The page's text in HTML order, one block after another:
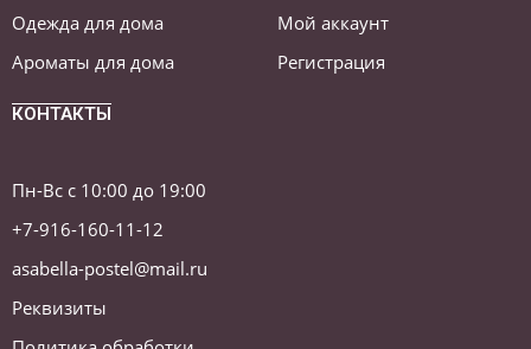
Одежда для дома
Ароматы для дома
Мой аккаунт
Регистрация
КОНТАКТЫ
Пн-Вс с 10:00 до 19:00
+7-916-160-11-12
asabella-postel@mail.ru
Реквизиты